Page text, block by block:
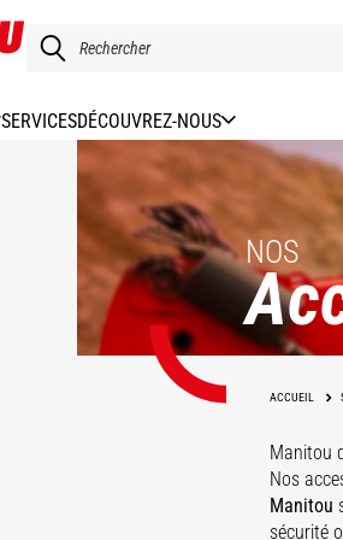
SERVICESDÉCOUVREZ-NOUS
NOS
ACCUEIL
Manitou
Nos
Manitou
sécurité